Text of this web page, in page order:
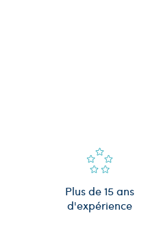
Plus de 15 ans
d'expérience